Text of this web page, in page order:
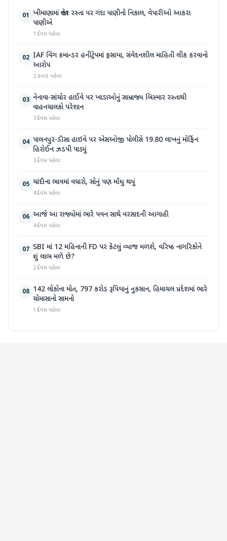
01 ખીમાણામાં જાહેર રસ્તા પર ગંદા પાણીનો નિકાલ, વેપારીઓ આકરા
પાણીએ
1 દિવસ પહેલા
02 IAF વિંગ કમાન્ડર હનીટ્રેપમાં ફસાયા, સંવેદનશીલ માહિતી લીક કરવાનો
આરોપ
2 કલાક પહેલા
03 નેનાવા-સાંચોર હાઈવે પર ખાડાઓનું સામ્રાજ્ય બિસ્માર રસ્તાથી
વાહનચાલકો પરેશાન
3 દિવસ પહેલા
04 પાલનપુર-ડીસા હાઇવે પર એસઓજી પોલીસે 19.80 લાખનું મોર્ફિન
હિરોઈન ઝડપી પાડ્યું
3 દિવસ પહેલા
05 ચાંદીના ભાવમાં વધારો, સોનું પણ મોંઘુ થયું
4 દિવસ પહેલા
06 આજે આ રાજ્યોમાં ભારે પવન સાથે વરસાદની આગાહી
4 દિવસ પહેલા
07 SBI માં 12 મહિનાની FD પર કેટલું વ્યાજ મળશે, વરિષ્ઠ નાગરિકોને
શું લાભ મળે છે?
2 દિવસ પહેલા
08 142 લોકોના મોત, 797 કરોડ રૂપિયાનું નુકસાન, હિમાચલ પ્રદેશમાં ભારે
ચોમાસાનો સામનો
1 દિવસ પહેલા